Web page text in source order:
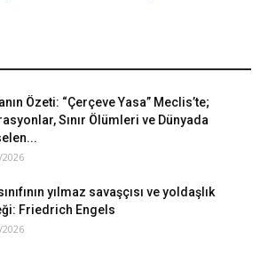
Özeti: “Çerçeve Yasa” Meclis’te;
Sınır Ölümleri ve Dünyada
yılmaz savaşçısı ve yoldaşlık
Friedrich Engels